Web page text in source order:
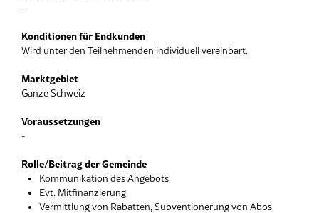
-
Konditionen für Endkunden
Wird unter den Teilnehmenden individuell vereinbart.
Marktgebiet
Ganze Schweiz
Voraussetzungen
-
Rolle/Beitrag der Gemeinde
Kommunikation des Angebots
Evt. Mitfinanzierung
Vermittlung von Rabatten, Subventionerung von Abos